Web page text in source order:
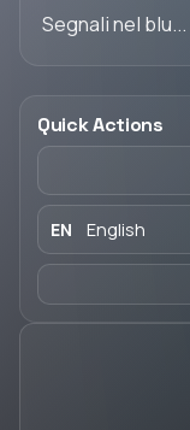
Quick Actions
EN English
Segnali nel blu...